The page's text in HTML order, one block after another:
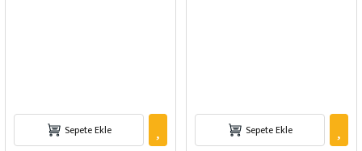
Sepete Ekle Sepete Ekle